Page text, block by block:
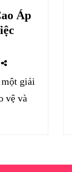
Áp
một giải
vệ và